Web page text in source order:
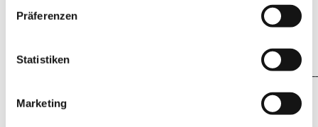
Präferenzen
Statistiken
Marketing
Fachgruppe Ingenieurbüros Oberösterreich
Frau Martina Eisenhuber
Information und Anmeldung zur Befähigungsprüfung